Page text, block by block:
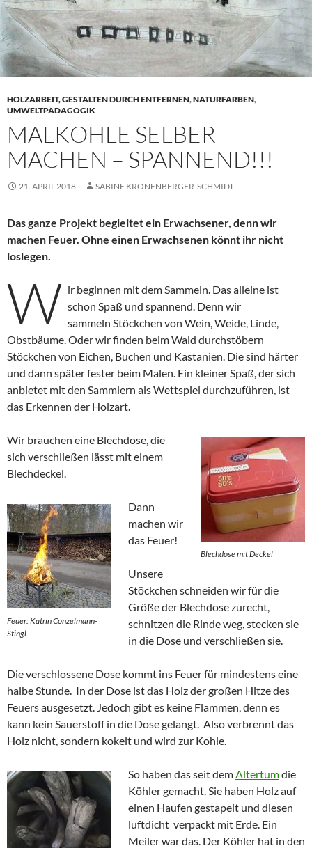
HOLZARBEIT, GESTALTEN DURCH ENTFERNEN,NATURFARBEN,
UMWELTPÄDAGOGIK
MALKOHLE SELBER
MACHEN – SPANNEND!!!
21. APRIL 2018 SABINE KRONENBERGER-SCHMIDT
Das ganze Projekt begleitet ein Erwachsener, denn wir
machen Feuer. Ohne einen Erwachsenen könnt ihr nicht
loslegen.
W ir beginnen mit dem Sammeln. Das alleine ist
schon Spaß und spannend. Denn wir
sammeln Stöckchen von Wein, Weide, Linde,
Obstbäume. Oder wir finden beim Wald durchstöbern
Stöckchen von Eichen, Buchen und Kastanien. Die sind härter
und dann später fester beim Malen. Ein kleiner Spaß, der sich
anbietet mit den Sammlern als Wettspiel durchzuführen, ist
das Erkennen der Holzart.
Blechdose mit Deckel
Wir brauchen eine Blechdose, die
sich verschließen lässt mit einem
Blechdeckel.
Feuer: Katrin Conzelmann-
Stingl
Dann
machen wir
das Feuer!
Unsere
Stöckchen schneiden wir für die
Größe der Blechdose zurecht,
schnitzen die Rinde weg, stecken sie
in die Dose und verschließen sie.
Die verschlossene Dose kommt ins Feuer für mindestens eine
halbe Stunde. In der Dose ist das Holz der großen Hitze des
Feuers ausgesetzt. Jedoch gibt es keine Flammen, denn es
kann kein Sauerstoff in die Dose gelangt. Also verbrennt das
Holz nicht, sondern kokelt und wird zur Kohle.
So haben das seit dem Altertumdie
Köhler gemacht. Sie haben Holz auf
einen Haufen gestapelt und diesen
luftdicht verpackt mit Erde. Ein
Meiler war das. Der Köhler hat in den